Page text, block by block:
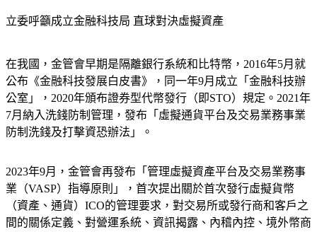
在我國，金管會早期是隔離銀行系統和比特幣，2016年5月就
公布《金融科技發展白皮書》，同一年9月成立「金融科技辦
公室」，2020年頒布證券型代幣發行（即STO）規定。2021年
7月納入洗錢防制管理，發布「虛擬通貨平台及交易業務事業
2023年9月，金管會再發布「管理虛擬資產平台及交易業務事
業（VASP）指導原則」，首次提出關於首次發行虛擬貨幣
（資產、通貨）ICO的管理要求，對交易所或發行商和客戶之